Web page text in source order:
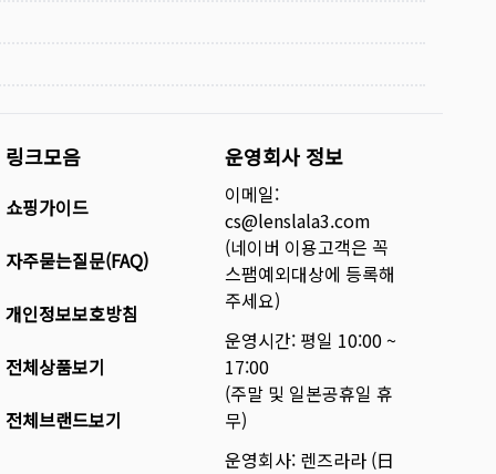
링크모음
쇼핑가이드
자주묻는질문(FAQ)
개인정보보호방침
전체상품보기
전체브랜드보기
운영회사 정보
이메일:
cs@lenslala3.com
(네이버 이용고객은 꼭
스팸예외대상에 등록해
주세요)
운영시간: 평일 10:00 ~
17:00
(주말 및 일본공휴일 휴
무)
운영회사: 렌즈라라 (日